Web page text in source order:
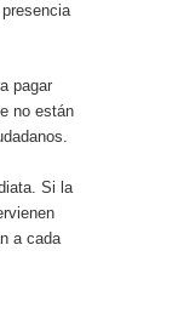
pagar
no están
Si la
a cada